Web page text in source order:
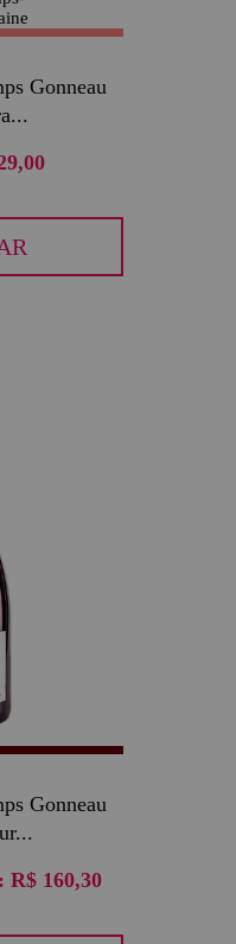
Gonneau
Gonneau
R$ 160,30